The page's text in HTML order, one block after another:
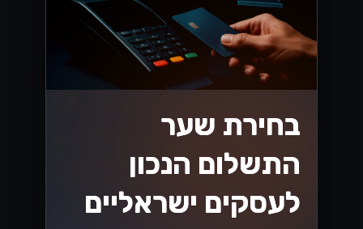
בחירת שער
התשלום הנכון
לעסקים ישראליים